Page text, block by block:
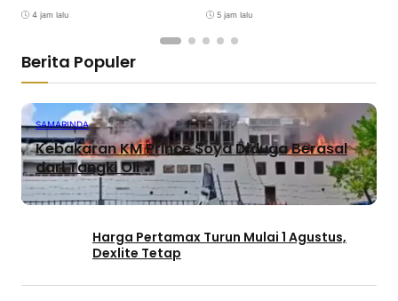
4 jam lalu 5 jam lalu
Berita Populer
SAMARINDA
Kebakaran KM Prince Soya Diduga Berasal
dari Tangki Oli
Harga Pertamax Turun Mulai 1 Agustus,
Dexlite Tetap